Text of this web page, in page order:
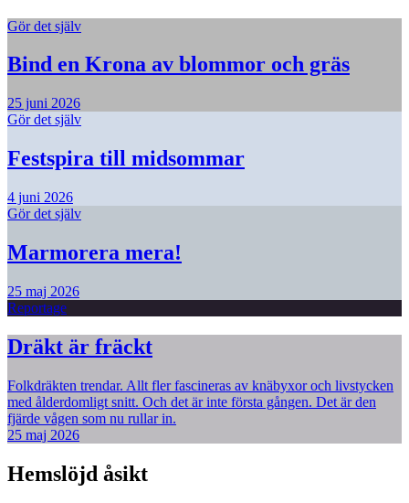
Gör det själv
Bind en Krona av blommor och gräs
25 juni 2026
Gör det själv
Festspira till midsommar
4 juni 2026
Gör det själv
Marmorera mera!
25 maj 2026
Reportage
Dräkt är fräckt
Folkdräkten trendar. Allt fler fascineras av knäbyxor och livstycken
med ålderdomligt snitt. Och det är inte första gången. Det är den
fjärde vågen som nu rullar in.
25 maj 2026
Hemslöjd åsikt